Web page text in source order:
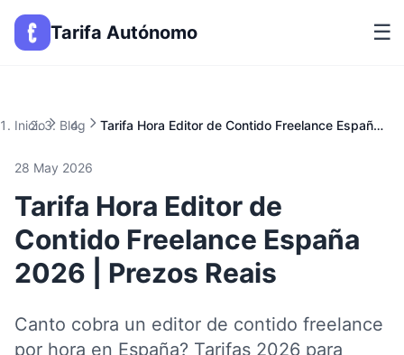
Tarifa Autónomo ☰
Inicio Blog Tarifa Hora Editor de Contido Freelance España 2026 | Prezos Reais
28 May 2026
Tarifa Hora Editor de
Contido Freelance España
2026 | Prezos Reais
Canto cobra un editor de contido freelance
por hora en España? Tarifas 2026 para